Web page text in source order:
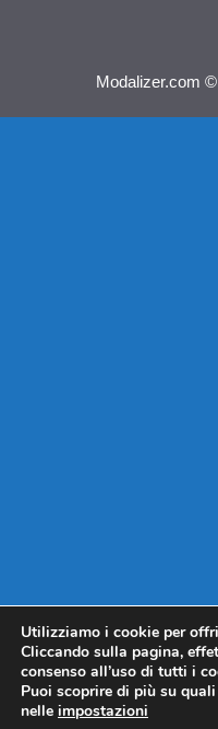
Modalizer.com
Utilizziamo i cookie per
Cliccando sulla pagina,
consenso all’uso di tutti i
Puoi scoprire di più su
nelle impostazioni